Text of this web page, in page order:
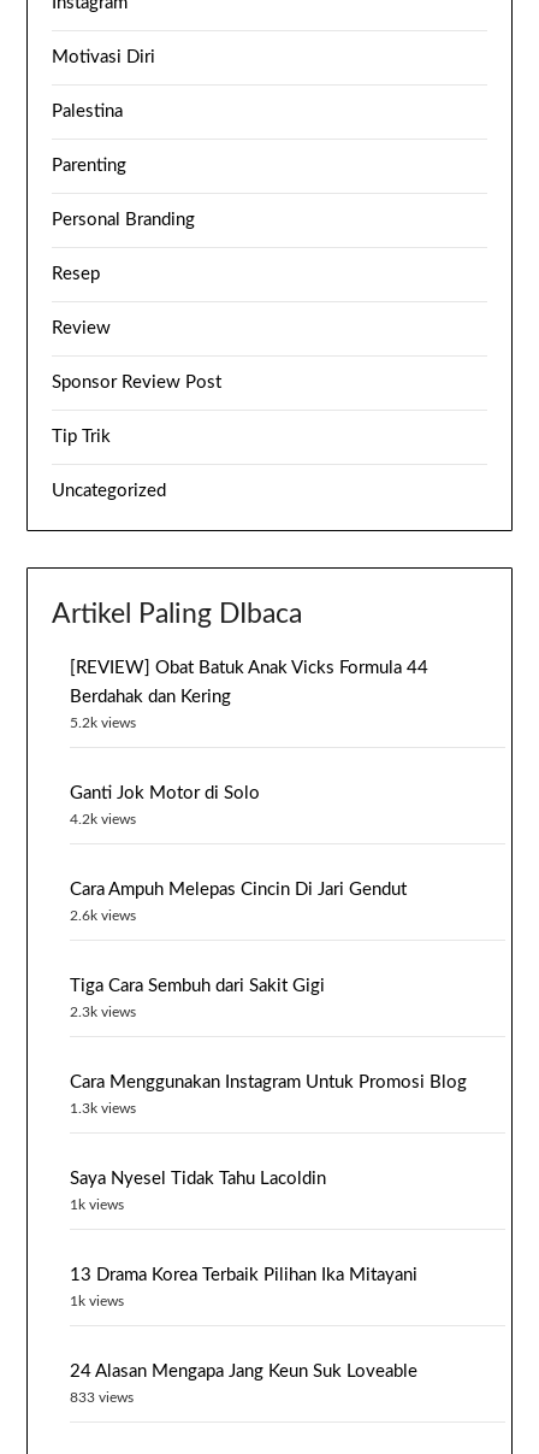
Motivasi Diri
Palestina
Parenting
Personal Branding
Resep
Review
Sponsor Review Post
Tip Trik
Uncategorized
Artikel Paling DIbaca
[REVIEW] Obat Batuk Anak Vicks Formula 44
Berdahak dan Kering
5.2k views
Ganti Jok Motor di Solo
4.2k views
Cara Ampuh Melepas Cincin Di Jari Gendut
2.6k views
Tiga Cara Sembuh dari Sakit Gigi
2.3k views
Cara Menggunakan Instagram Untuk Promosi Blog
1.3k views
Saya Nyesel Tidak Tahu Lacoldin
1k views
13 Drama Korea Terbaik Pilihan Ika Mitayani
1k views
24 Alasan Mengapa Jang Keun Suk Loveable
833 views